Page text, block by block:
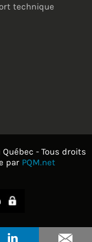
technique
- Tous droits
par PQM.net